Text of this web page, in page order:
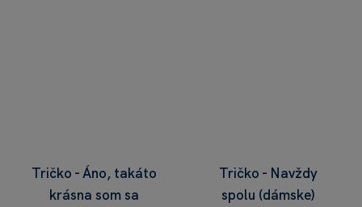
Tričko - Áno, takáto
krásna som sa
Tričko - Navždy
spolu (dámske)